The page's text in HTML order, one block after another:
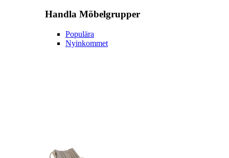
Handla Möbelgrupper
Populära
Nyinkommet